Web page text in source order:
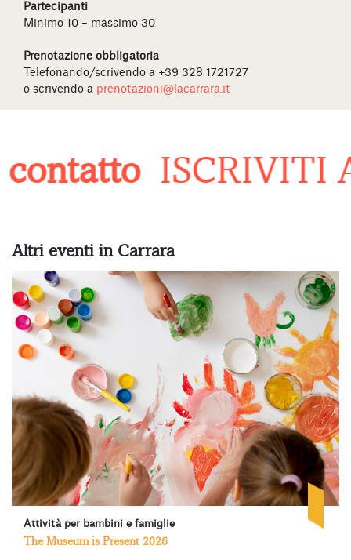
Partecipanti
Minimo 10 – massimo 30
Prenotazione obbligatoria
Telefonando/scrivendo a +39 328 1721727
o scrivendo a prenotazioni@lacarrara.it
ISCRIVITI
Altri eventi in Carrara
Attività per bambini e famiglie
The Museum is Present 2026